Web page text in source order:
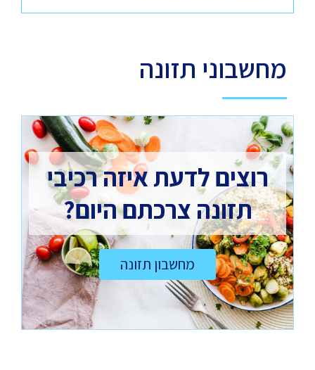
מחשבוני תזונה
רוצים לדעת איזה רכיבי
תזונה צרכתם היום?
מחשבון תזונה